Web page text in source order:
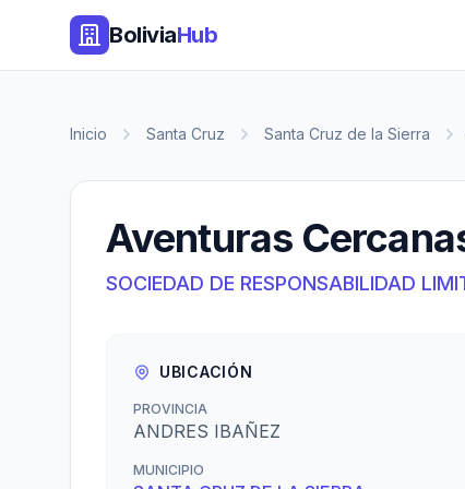
BoliviaHub
Inicio Santa Cruz Santa Cruz de la Sierra
Aventuras
SOCIEDAD DE RESPONSABILIDAD
UBICACIÓN
PROVINCIA
ANDRES IBAÑEZ
MUNICIPIO